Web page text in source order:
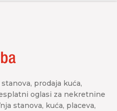
prodaja kuća,
oglasi za nekretnine
stanova, kuća, placeva,